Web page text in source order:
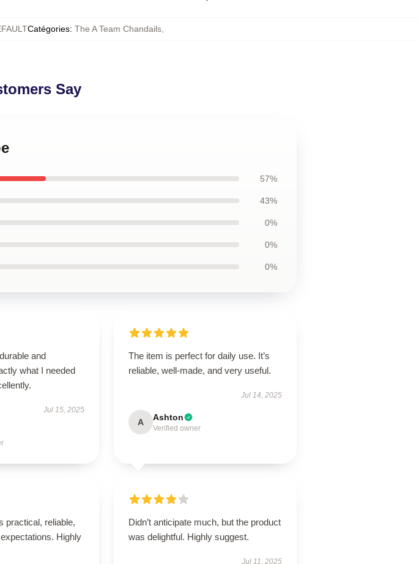
Catégories: The A Team Chandails
Say
57%
43%
0%
0%
0%
and
what I needed
Jul 15, 2025
The item is perfect for daily use. It’s
reliable, well-made, and very useful.
Jul 14, 2025
A Ashton
Verified owner
practical, reliable,
Highly
Didn’t anticipate much, but the product
was delightful. Highly suggest.
Jul 11, 2025